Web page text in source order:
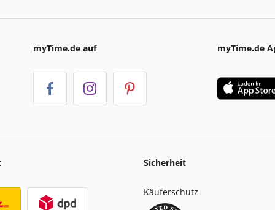
myTime.de auf myTime.de
Sicherheit
Käuferschutz